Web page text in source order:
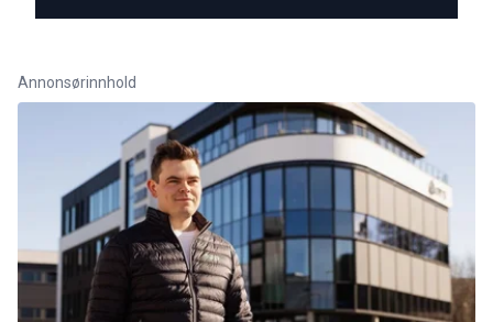
Annonsørinnhold